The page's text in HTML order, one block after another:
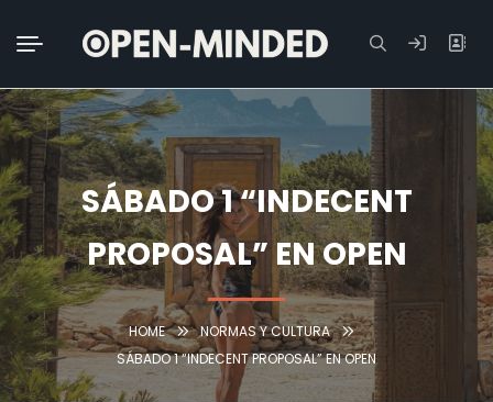
Buscar:
SÁBADO 1 “INDECENT
PROPOSAL” EN OPEN
HOME
NORMAS Y CULTURA
SÁBADO 1 “INDECENT PROPOSAL” EN OPEN